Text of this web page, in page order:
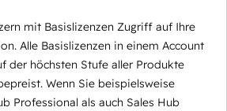
mit Basislizenzen Zugriff auf Ihre
Alle Basislizenzen in einem Account
der höchsten Stufe aller Produkte
Wenn Sie beispielsweise
Professional als auch Sales Hub